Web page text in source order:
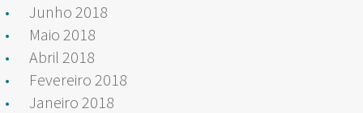
Junho 2018
Maio 2018
Abril 2018
Fevereiro 2018
Janeiro 2018